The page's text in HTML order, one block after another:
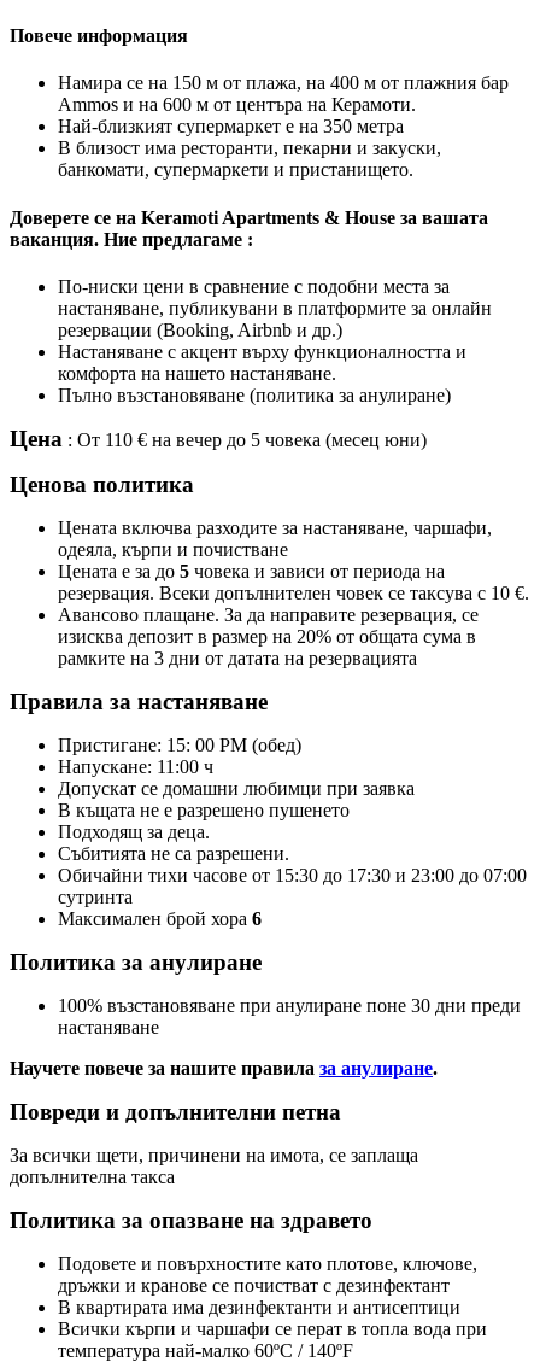
Повече информация
Намира се на 150 м от плажа, на 400 м от плажния бар
Ammos и на 600 м от центъра на Керамоти.
Най-близкият супермаркет е на 350 метра
В близост има ресторанти, пекарни и закуски,
банкомати, супермаркети и пристанището.
Доверете се на Keramoti Apartments & House за вашата
ваканция. Ние предлагаме :
По-ниски цени в сравнение с подобни места за
настаняване, публикувани в платформите за онлайн
резервации (Booking, Airbnb и др.)
Настаняване с акцент върху функционалността и
комфорта на нашето настаняване.
Пълно възстановяване (политика за анулиране)
Цена : От 110 € на вечер до 5 човека (месец юни)
Ценова политика
Цената включва разходите за настаняване, чаршафи,
одеяла, кърпи и почистване
Цената е за до 5 човека и зависи от периода на
резервация. Всеки допълнителен човек се таксува с 10 €.
Авансово плащане. За да направите резервация, се
изисква депозит в размер на 20% от общата сума в
рамките на 3 дни от датата на резервацията
Правила за настаняване
Пристигане: 15: 00 PM (обед)
Напускане: 11:00 ч
Допускат се домашни любимци при заявка
В къщата не е разрешено пушенето
Подходящ за деца.
Събитията не са разрешени.
Обичайни тихи часове от 15:30 до 17:30 и 23:00 до 07:00
сутринта
Максимален брой хора 6
Политика за анулиране
100% възстановяване при анулиране поне 30 дни преди
настаняване
Научете повече за нашите правила за анулиране.
Повреди и допълнителни петна
За всички щети, причинени на имота, се заплаща
допълнителна такса
Политика за опазване на здравето
Подовете и повърхностите като плотове, ключове,
дръжки и кранове се почистват с дезинфектант
В квартирата има дезинфектанти и антисептици
Всички кърпи и чаршафи се перат в топла вода при
температура най-малко 60ºC / 140ºF